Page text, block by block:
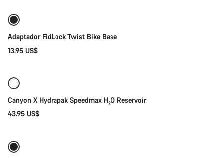
Adaptador FidLock Twist Bike Base
13.95 US$
Canyon X Hydrapak Speedmax H₂O Reservoir
43.95 US$